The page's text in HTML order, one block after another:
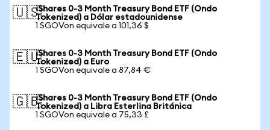
🇺🇸iShares 0-3 Month Treasury Bond ETF (Ondo
Tokenized) a Dólar estadounidense
1 SGOVon equivale a 101,36 $
🇪🇺iShares 0-3 Month Treasury Bond ETF (Ondo
Tokenized) a Euro
1 SGOVon equivale a 87,84 €
🇬🇧iShares 0-3 Month Treasury Bond ETF (Ondo
Tokenized) a Libra Esterlina Británica
1 SGOVon equivale a 75,33 £